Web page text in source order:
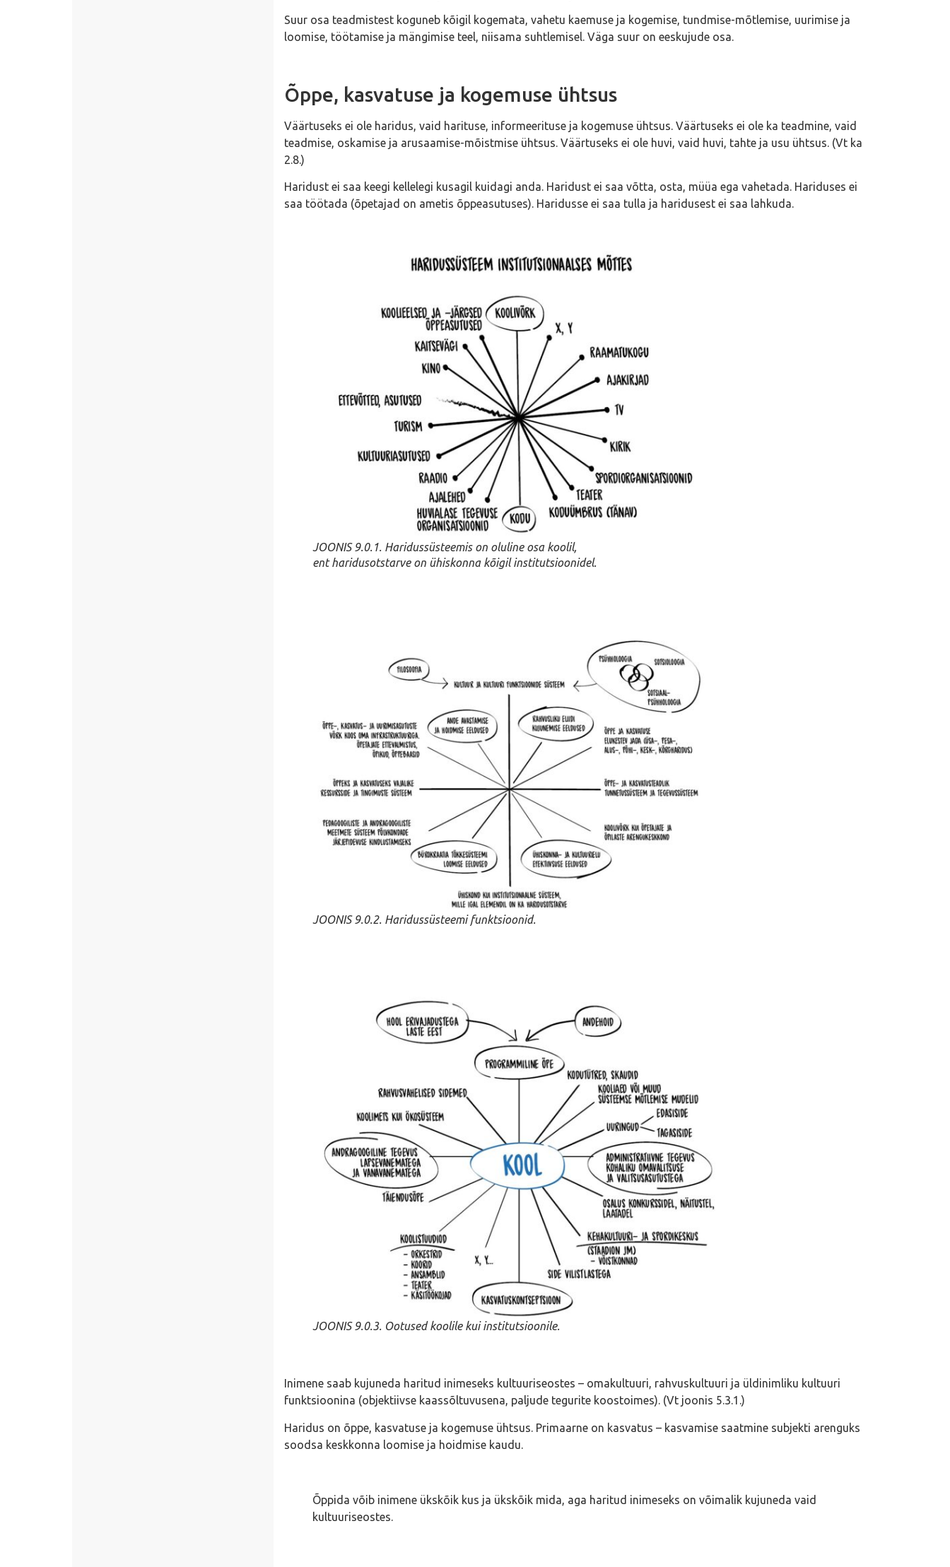
Suur osa teadmistest koguneb kõigil kogemata, vahetu kaemuse ja kogemise, tundmise-mõtlemise, uurimise ja
loomise, töötamise ja mängimise teel, niisama suhtlemisel. Väga suur on eeskujude osa.
Õppe, kasvatuse ja kogemuse ühtsus
Väärtuseks ei ole haridus, vaid harituse, informeerituse ja kogemuse ühtsus. Väärtuseks ei ole ka teadmine, vaid
teadmise, oskamise ja arusaamise-mõistmise ühtsus. Väärtuseks ei ole huvi, vaid huvi, tahte ja usu ühtsus. (Vt ka
2.8.)
Haridust ei saa keegi kellelegi kusagil kuidagi anda. Haridust ei saa võtta, osta, müüa ega vahetada. Hariduses ei
saa töötada (õpetajad on ametis õppeasutuses). Haridusse ei saa tulla ja haridusest ei saa lahkuda.
JOONIS 9.0.1. Haridussüsteemis on oluline osa koolil,
ent haridusotstarve on ühiskonna kõigil institutsioonidel.
JOONIS 9.0.2. Haridussüsteemi funktsioonid.
JOONIS 9.0.3. Ootused koolile kui institutsioonile.
Inimene saab kujuneda haritud inimeseks kultuuriseostes – omakultuuri, rahvuskultuuri ja üldinimliku kultuuri
funktsioonina (objektiivse kaassõltuvusena, paljude tegurite koostoimes). (Vt joonis 5.3.1.)
Haridus on õppe, kasvatuse ja kogemuse ühtsus. Primaarne on kasvatus – kasvamise saatmine subjekti arenguks
soodsa keskkonna loomise ja hoidmise kaudu.
Õppida võib inimene ükskõik kus ja ükskõik mida, aga haritud inimeseks on võimalik kujuneda vaid
kultuuriseostes.